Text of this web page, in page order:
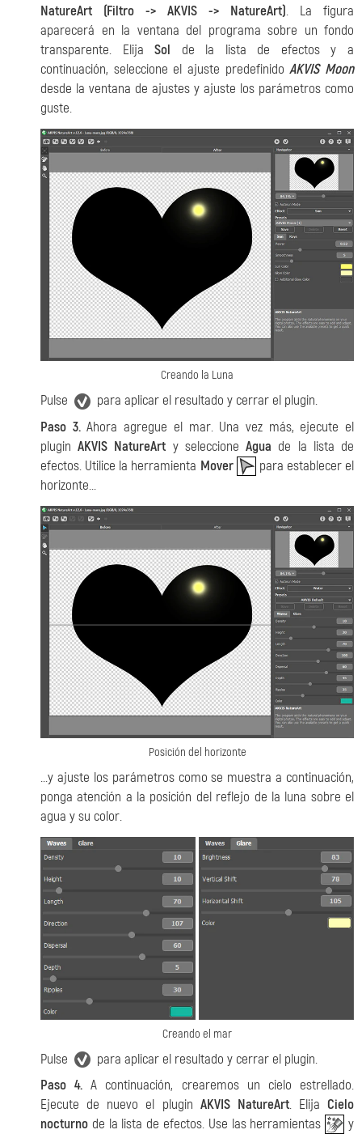
NatureArt (Filtro -> AKVIS -> NatureArt). La figura
aparecerá en la ventana del programa sobre un fondo
transparente. ElijaSol de la lista de efectos y a
continuación, seleccione el ajuste predefinidoAKVIS Moon
desde la ventana de ajustes y ajuste los parámetros como
guste.
Creando la Luna
Pulse
para aplicar el resultado y cerrar el plugin.
Paso 3.Ahora agregue el mar. Una vez más, ejecute el
pluginAKVIS NatureArt y seleccioneAgua de la lista de
efectos. Utilice la herramienta Mover
para establecer el
horizonte...
Posición del horizonte
...y ajuste los parámetros como se muestra a continuación,
ponga atención a la posición del reflejo de la luna sobre el
agua y su color.
Creando el mar
Pulse
para aplicar el resultado y cerrar el plugin.
Paso 4. A continuación, crearemos un cielo estrellado.
Ejecute de nuevo el plugin AKVIS NatureArt. Elija Cielo
nocturno de la lista de efectos. Use las herramientas y